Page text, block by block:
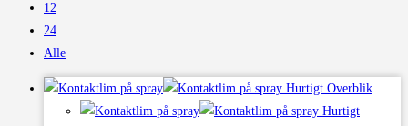
12
24
Alle
Hurtigt Overblik
Hurtigt